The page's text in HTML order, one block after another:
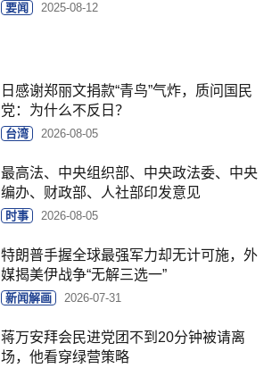
要闻 2025-08-12
日感谢郑丽文捐款“青鸟”气炸，质问国民
党：为什么不反日？
台湾 2026-08-05
最高法、中央组织部、中央政法委、中央
编办、财政部、人社部印发意见
时事 2026-08-05
特朗普手握全球最强军力却无计可施，外
媒揭美伊战争“无解三选一”
新闻解画 2026-07-31
蒋万安拜会民进党团不到20分钟被请离
场，他看穿绿营策略